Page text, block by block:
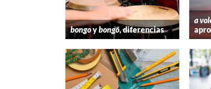
bongoybongó, diferencias
a